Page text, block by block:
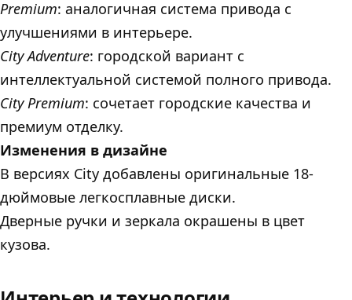
Premium: аналогичная система привода с
улучшениями в интерьере.
City Adventure: городской вариант с
интеллектуальной системой полного привода.
City Premium: сочетает городские качества и
премиум отделку.
Изменения в дизайне
В версиях City добавлены оригинальные 18-
дюймовые легкосплавные диски.
Дверные ручки и зеркала окрашены в цвет
кузова.